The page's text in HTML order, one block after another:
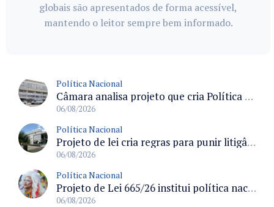
globais são apresentados de forma acessível,
mantendo o leitor sempre bem informado.
Política Nacional
Câmara analisa projeto que cria Política Nacional de Qualificação e Valorização da Preceptoria na Residência Médica
06/08/2026
Política Nacional
Projeto de lei cria regras para punir litigância abusiva reversa e integrar sistemas do Judiciário
06/08/2026
Política Nacional
Projeto de Lei 665/26 institui política nacional para prevenção ao transfeminicídio e prevê medidas de proteção e reparação
06/08/2026